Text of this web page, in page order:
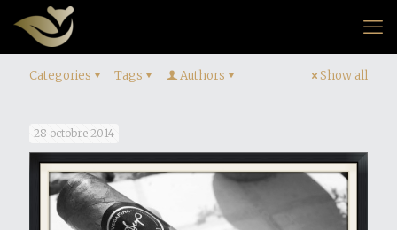
Categories Tags Authors Show all
28 octobre 2014